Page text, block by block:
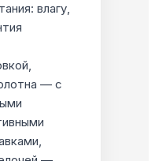
влагу,
— с